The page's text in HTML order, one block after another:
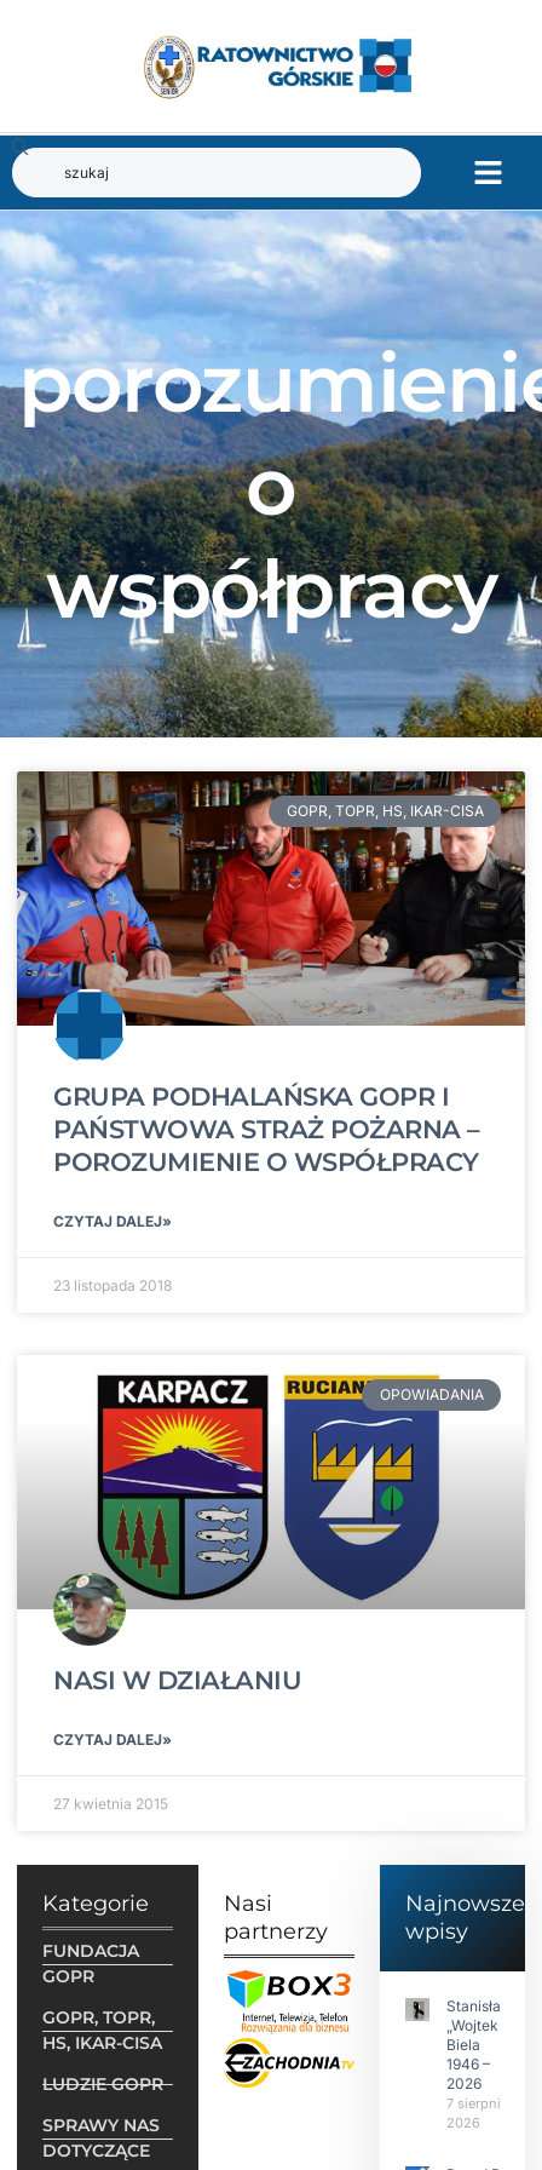
o
współpracy
GOPR, TOPR, HS, IKAR-CISA
GRUPA PODHALAŃSKA GOPR I
PAŃSTWOWA STRAŻ POŻARNA –
POROZUMIENIE O WSPÓŁPRACY
CZYTAJ DALEJ»
23 listopada 2018
OPOWIADANIA
NASI W DZIAŁANIU
CZYTAJ DALEJ»
27 kwietnia 2015
Kategorie
FUNDACJA
GOPR
GOPR, TOPR,
HS, IKAR-CISA
LUDZIE GOPR
SPRAWY NAS
DOTYCZĄCE
Nasi
partnerzy
Najnowsze
wpisy
Stanisław
„Wojtek”
Biela
1946 –
2026
7 sierpnia
2026